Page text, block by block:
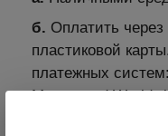
б. Оплатить
пластиковой
платежных
Mastercard
2. В интернет-